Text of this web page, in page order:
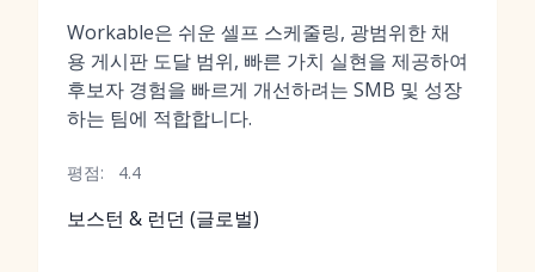
Workable은 쉬운 셀프 스케줄링, 광범위한 채
용 게시판 도달 범위, 빠른 가치 실현을 제공하여
후보자 경험을 빠르게 개선하려는 SMB 및 성장
하는 팀에 적합합니다.
평점: 4.4
보스턴 & 런던 (글로벌)